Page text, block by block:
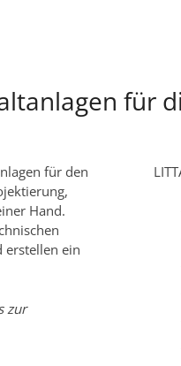
für
für den
Hand.
erstellen ein
zur